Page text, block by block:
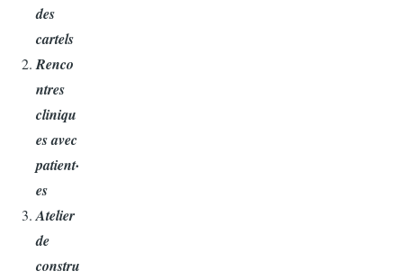
des
cartels
Renco
ntres
cliniqu
es avec
patient·
es
Atelier
de
constru